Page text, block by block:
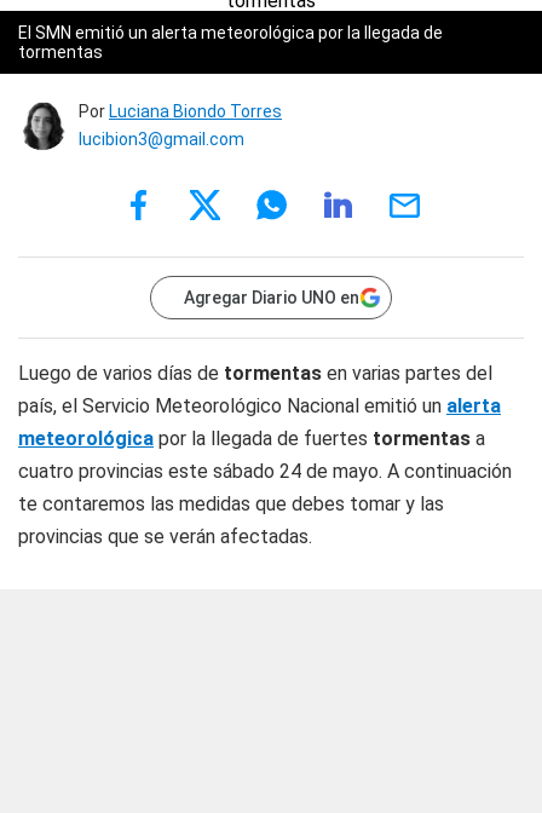
El SMN emitió un alerta meteorológica por la llegada de
tormentas
Por Luciana Biondo Torres
lucibion3@gmail.com
Agregar Diario UNO en
Luego de varios días de tormentas en varias partes del
país, el Servicio Meteorológico Nacional emitió un alerta
meteorológica por la llegada de fuertes tormentas a
cuatro provincias este sábado 24 de mayo. A continuación
te contaremos las medidas que debes tomar y las
provincias que se verán afectadas.